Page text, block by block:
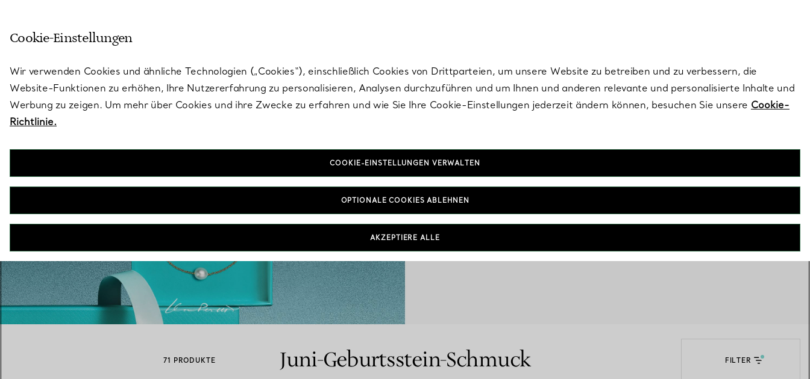
Eheringe für Damen Eheringe für Herren Partnerringe
mit einem Tiffany-Diamantenexperten.
Schmuck mit Geburtsstein Juni
In den Händen der Tiffany Kunsthandwerker werden aus den schönsten Perlen der
Welt moderne Erbstücke. Unser Perlenschmuck ist ein wunderschönes
71 PRODUKTE Juni-Geburtsstein-Schmuck FILTER
Cookie-Einstellungen
Wir verwenden Cookies und ähnliche Technologien („Cookies“), einschließlich Cookies von Drittparteien, um unsere Website zu betreiben und zu verbessern, die
Website-Funktionen zu erhöhen, Ihre Nutzererfahrung zu personalisieren, Analysen durchzuführen und um Ihnen und anderen relevante und personalisierte Inhalte und
Werbung zu zeigen. Um mehr über Cookies und ihre Zwecke zu erfahren und wie Sie Ihre Cookie-Einstellungen jederzeit ändern können, besuchen Sie unsere Cookie-
Richtlinie.
COOKIE-EINSTELLUNGEN VERWALTEN
OPTIONALE COOKIES ABLEHNEN
AKZEPTIERE ALLE